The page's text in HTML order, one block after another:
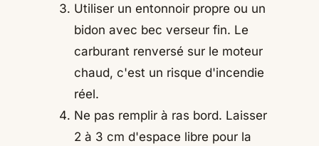
Utiliser un entonnoir propre ou un
bidon avec bec verseur fin. Le
carburant renversé sur le moteur
chaud, c'est un risque d'incendie
réel.
Ne pas remplir à ras bord. Laisser
2 à 3 cm d'espace libre pour la